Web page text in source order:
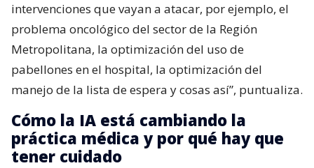
intervenciones que vayan a atacar, por ejemplo, el
problema oncológico del sector de la Región
Metropolitana, la optimización del uso de
pabellones en el hospital, la optimización del
manejo de la lista de espera y cosas así”, puntualiza.
Cómo la IA está cambiando la
práctica médica y por qué hay que
tener cuidado